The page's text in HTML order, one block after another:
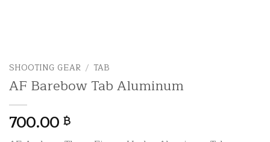
SHOOTING GEAR / TAB
AF Barebow Tab Aluminum
700.00 ฿